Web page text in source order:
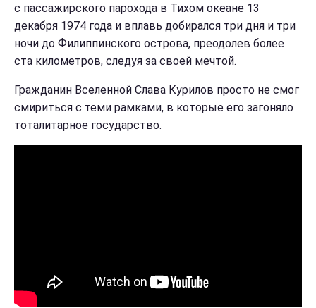
с пассажирского парохода в Тихом океане 13
декабря 1974 года и вплавь добирался три дня и три
ночи до Филиппинского острова, преодолев более
ста километров, следуя за своей мечтой.
Гражданин Вселенной Слава Курилов просто не смог
смириться с теми рамками, в которые его загоняло
тоталитарное государство.